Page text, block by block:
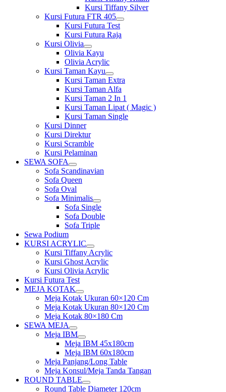
Kursi Tiffany Silver
Kursi Futura FTR 405
Show
sub
menu
Kursi Futura Test
Kursi Futura Raja
Kursi Olivia
Show
sub
menu
Olivia Kayu
Olivia Acrylic
Kursi Taman Kayu
Show
sub
menu
Kursi Taman Extra
Kursi Taman Alfa
Kursi Taman 2 In 1
Kursi Taman Lipat ( Magic )
Kursi Taman Single
Kursi Dinner
Kursi Direktur
Kursi Scramble
Kursi Pelaminan
SEWA SOFA
Show
sub
menu
Sofa Scandinavian
Sofa Queen
Sofa Oval
Sofa Minimalis
Show
sub
menu
Sofa Single
Sofa Double
Sofa Triple
Sewa Podium
KURSI ACRYLIC
Show
sub
menu
Kursi Tiffany Acrylic
Kursi Ghost Acrylic
Kursi Olivia Acrylic
Kursi Futura Test
MEJA KOTAK
Show
sub
menu
Meja Kotak Ukuran 60×120 Cm
Meja Kotak Ukuran 80×120 Cm
Meja Kotak 80×180 Cm
SEWA MEJA
Show
sub
menu
Meja IBM
Show
sub
menu
Meja IBM 45x180cm
Meja IBM 60x180cm
Meja Panjang/Long Table
Meja Konsul/Meja Tanda Tangan
ROUND TABLE
Show
Round Table Diameter 120cm